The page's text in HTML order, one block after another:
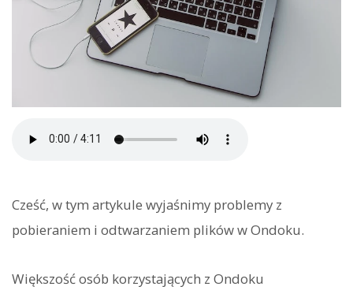
Cześć, w tym artykule wyjaśnimy problemy z
pobieraniem i odtwarzaniem plików w Ondoku.
Większość osób korzystających z Ondoku